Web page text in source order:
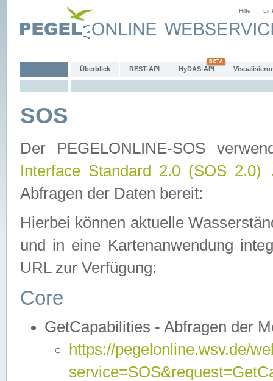
Hilfe
Überblick REST-API HyDAS-API
SOS
Der PEGELONLINE-SOS
Interface Standard 2.0 (SOS 2.0)
Abfragen der Daten bereit:
Hierbei können aktuelle
und in eine Kartenanwendung
URL zur Verfügung:
Core
GetCapabilities - Abfragen der
https://pegelonline.wsv.de/